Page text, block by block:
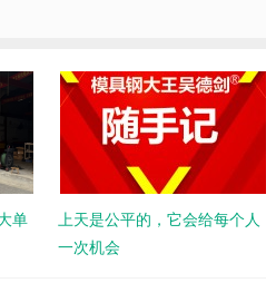
单
上天是公平的，它会给每个人
一次机会